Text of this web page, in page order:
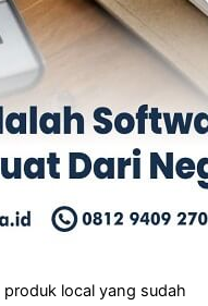
produk local yang sudah